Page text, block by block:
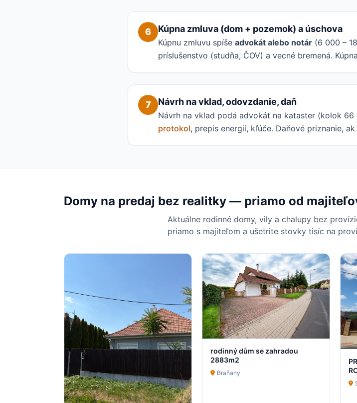
6 Kúpna zmluva (dom + pozemok) a úschova
Kúpnu zmluvu spíše advokát alebo notár (6 000 –
príslušenstvo (studňa, ČOV) a vecné bremená.
7 Návrh na vklad, odovzdanie, daň
Návrh na vklad podá advokát na kataster (kolok 66
protokol, prepis energií, kľúče. Daňové priznanie,
Domy na predaj bez realitky — priamo od
Aktuálne rodinné domy, vily a chalupy bez
priamo s majiteľom a ušetrite stovky tisíc na
rodinný dům se zahradou
2883m2
Braňany